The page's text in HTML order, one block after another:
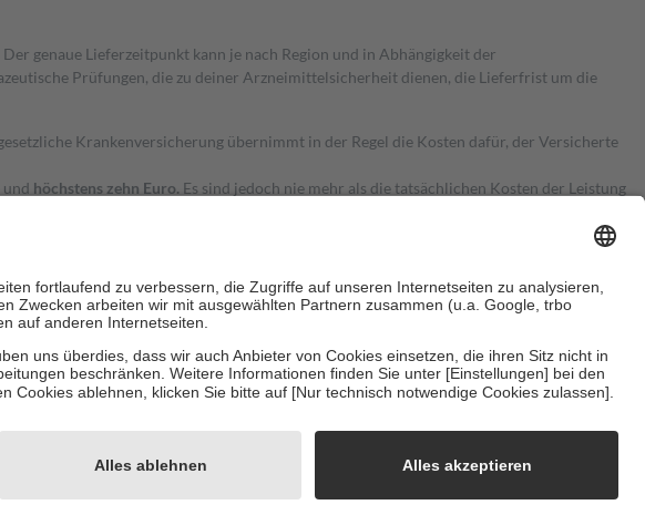
genaue Lieferzeitpunkt kann je nach Region und in Abhängigkeit der
Prüfungen, die zu deiner Arzneimittelsicherheit dienen, die Lieferfrist um die
Krankenversicherung übernimmt in der Regel die Kosten dafür, der Versicherte
und höchstens zehn Euro. Es sind jedoch nie mehr als die tatsächlichen Kosten der Leistung
fallenkeine Zuzahlungen an bei: